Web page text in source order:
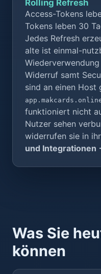
Rolling Refresh
Access-Tokens
Tokens leben 30
Jedes Refresh
alte ist einmal-
Widerruf samt
sind an einen Host
funktioniert nicht
Nutzer sehen
widerrufen sie in
und Integrationen
Was Sie
können